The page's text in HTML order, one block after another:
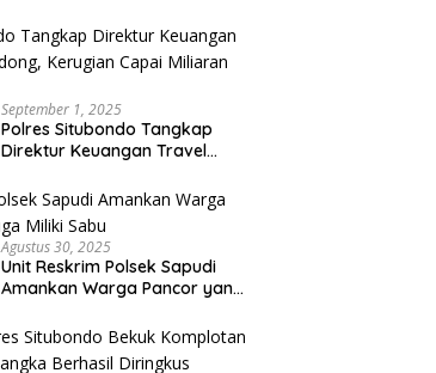
September 1, 2025
Polres Situbondo Tangkap
Direktur Keuangan Travel
Capai Miliaran Rupiah
Agustus 30, 2025
Unit Reskrim Polsek Sapudi
Amankan Warga Pancor yang